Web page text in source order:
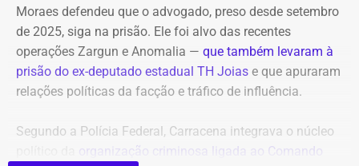
Promotoria afirmou que publicações
deveriam ser mantidas
Em parecer apresentado em 5 de julho, a 2ª Promotoria
de Justiça de Tutela Coletiva do Núcleo Cabo Frio
afirmou que as publicações deveriam permanecer
acessíveis para que a população pudesse conhecer os
que ocorreria na sexta-feira (07), foi adiada para a
próxima quinta-feira (13).
Com informações do portal “g1”.
Moraes defendeu que o advogado, preso desde setembro
de 2025, siga na prisão. Ele foi alvo das recentes
operações Zargun e Anomalia — que também levaram à
prisão do ex-deputado estadual TH Joias e que apuraram
relações políticas da facção e tráfico de influência.
Segundo a Polícia Federal, Carracena integrava o núcleo
organização criminosa ligada ao Comando